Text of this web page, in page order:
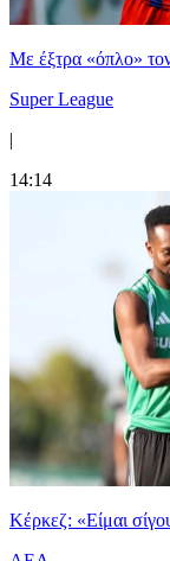
Mε έξτρα «όπλο»
Super League
|
14:14
Κέρκεζ: «Είμαι